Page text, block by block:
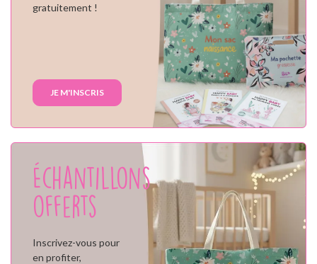
gratuitement !
JE M'INSCRIS
Échantillons
offerts
Inscrivez-vous pour
en profiter,